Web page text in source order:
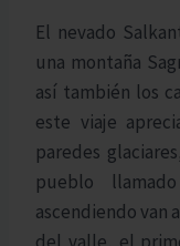
El nevado
una montaña
así también los
este viaje
paredes
pueblo
ascendiendo van
del valle, el